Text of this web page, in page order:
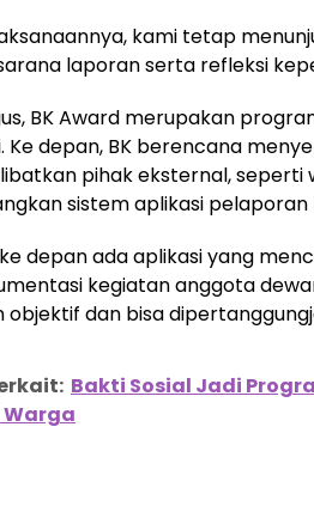
kami tetap
laporan serta refleksi
BK Award merupakan
Ke depan, BK berencana
pihak eksternal, seperti
sistem aplikasi
ke depan ada aplikasi yang
kegiatan anggota
objektif dan bisa
Bakti Sosial Jadi